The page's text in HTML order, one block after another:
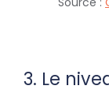
3. Le